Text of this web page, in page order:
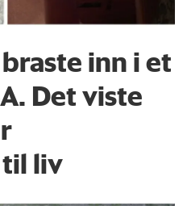
inn i et
Det viste
liv